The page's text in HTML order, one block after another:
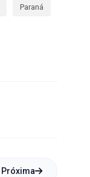
Paraná
Próxima